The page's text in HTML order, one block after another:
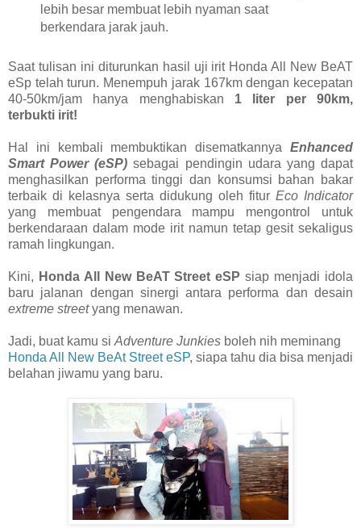
lebih besar membuat lebih nyaman saat
berkendara jarak jauh.
Saat tulisan ini diturunkan hasil uji irit Honda All New BeAT
eSp telah turun. Menempuh jarak 167km dengan kecepatan
40-50km/jam hanya menghabiskan 1 liter per 90km,
terbukti irit!
Hal ini kembali membuktikan disematkannya Enhanced
Smart Power (eSP) sebagai pendingin udara yang dapat
menghasilkan performa tinggi dan konsumsi bahan bakar
terbaik di kelasnya serta didukung oleh fitur Eco Indicator
yang membuat pengendara mampu mengontrol untuk
berkendaraan dalam mode irit namun tetap gesit sekaligus
ramah lingkungan.
Kini, Honda All New BeAT Street eSP siap menjadi idola
baru jalanan dengan sinergi antara performa dan desain
extreme streetyang menawan.
Jadi, buat kamu si Adventure Junkies boleh nih meminang
Honda All New BeAt Street eSP, siapa tahu dia bisa menjadi
belahan jiwamu yang baru.